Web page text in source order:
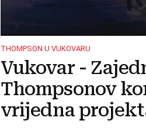
THOMPSON U VUKOVARU
Vukovar -
Thompsonov
vrijedna